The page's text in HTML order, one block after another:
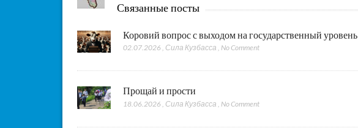
Связанные посты
Коровий вопрос с выходом на государственный уровень
02.07.2026 , Сила Кузбасса ,No Comment
Прощай и прости
18.06.2026 , Сила Кузбасса ,No Comment